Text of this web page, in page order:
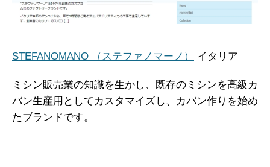
STEFANOMANO （ステファノマーノ） イタリア
ミシン販売業の知識を生かし、既存のミシンを高級カ
バン生産用としてカスタマイズし、カバン作りを始め
たブランドです。